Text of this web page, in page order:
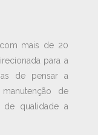
mais de 20
para a
de pensar a
de
de qualidade a